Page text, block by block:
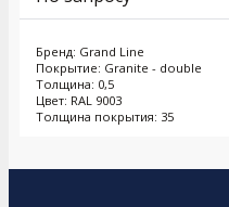
Бренд: Grand Line
Покрытие: Granite - double
Толщина: 0,5
Цвет: RAL 9003
Толщина покрытия: 35